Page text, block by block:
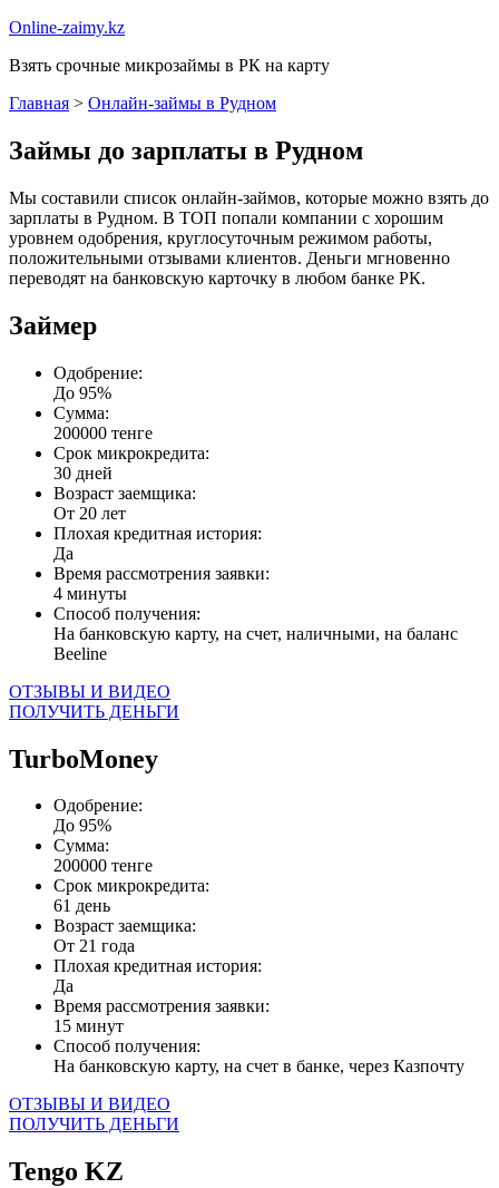
Online-zaimy.kz
Взять срочные микрозаймы в РК на карту
Главная > Онлайн-займы в Рудном
Займы до зарплаты в Рудном
Мы составили список онлайн-займов, которые можно взять до
зарплаты в Рудном. В ТОП попали компании с хорошим
уровнем одобрения, круглосуточным режимом работы,
положительными отзывами клиентов. Деньги мгновенно
переводят на банковскую карточку в любом банке РК.
Займер
Одобрение:
До 95%
Сумма:
200000 тенге
Срок микрокредита:
30 дней
Возраст заемщика:
От 20 лет
Плохая кредитная история:
Да
Время рассмотрения заявки:
4 минуты
Способ получения:
На банковскую карту, на счет, наличными, на баланс
Beeline
ОТЗЫВЫ И ВИДЕО
ПОЛУЧИТЬ ДЕНЬГИ
TurboMoney
Одобрение:
До 95%
Сумма:
200000 тенге
Срок микрокредита:
61 день
Возраст заемщика:
От 21 года
Плохая кредитная история:
Да
Время рассмотрения заявки:
15 минут
Способ получения:
На банковскую карту, на счет в банке, через Казпочту
ОТЗЫВЫ И ВИДЕО
ПОЛУЧИТЬ ДЕНЬГИ
Tengo KZ